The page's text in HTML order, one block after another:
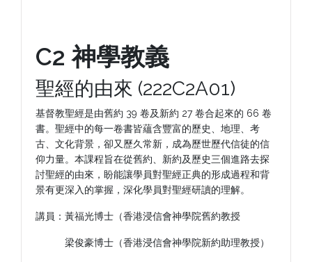
C2 神學教義
聖經的由來 (222C2A01)
基督教聖經是由舊約 39 卷及新約 27 卷合起來的 66 卷
書。聖經中的每一卷書皆蘊含豐富的歷史、地理、考
古、文化背景，卻又歷久常新，成為歷世歷代信徒的信
仰力量。本課程旨在從舊約、新約及歷史三個進路去探
討聖經的由來，盼能讓學員對聖經正典的形成過程和背
景有更深入的掌握，深化學員對聖經研讀的理解。
講員：黃福光博士（香港浸信會神學院舊約教授
梁俊豪博士（香港浸信會神學院新約助理教授）